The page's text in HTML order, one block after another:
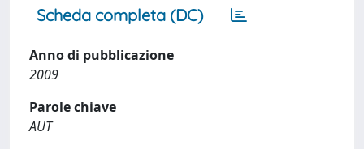
Scheda completa (DC)
Anno di pubblicazione
2009
Parole chiave
AUT